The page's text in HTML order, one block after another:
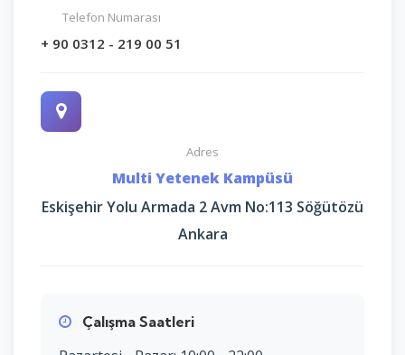
Telefon Numarası
+ 90 0312 - 219 00 51
Adres
Multi Yetenek Kampüsü
Eskişehir Yolu Armada 2 Avm No:113 Söğütözü
Ankara
Çalışma Saatleri